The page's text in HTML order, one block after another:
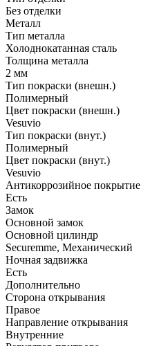
Без отделки
Металл
Тип металла
Холоднокатанная сталь
Толщина металла
2 мм
Тип покраски (внешн.)
Полимерный
Цвет покраски (внешн.)
Vesuvio
Тип покраски (внут.)
Полимерный
Цвет покраски (внут.)
Vesuvio
Антикоррозийное покрытие
Есть
Замок
Основной замок
Основной цилиндр
Securemme, Механический
Ночная задвижка
Есть
Дополнительно
Сторона открывания
Правое
Направление открывания
Внутренние